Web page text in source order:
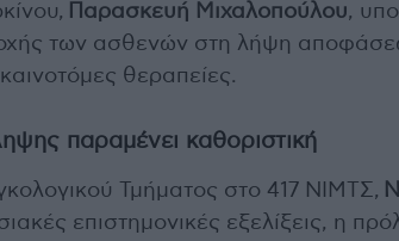
Παρασκευή Μιχαλοπούλου,
των ασθενών στη λήψη
θεραπείες.
παραμένει καθοριστική
Τμήματος στο 417 ΝΙΜΤΣ,
επιστημονικές εξελίξεις, η